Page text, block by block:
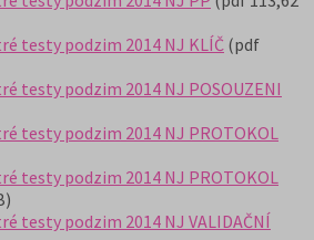
testy podzim 2014 NJ KLÍČ (pdf
testy podzim 2014 NJ POSOUZENI
testy podzim 2014 NJ PROTOKOL
testy podzim 2014 NJ PROTOKOL
testy podzim 2014 NJ VALIDAČNÍ